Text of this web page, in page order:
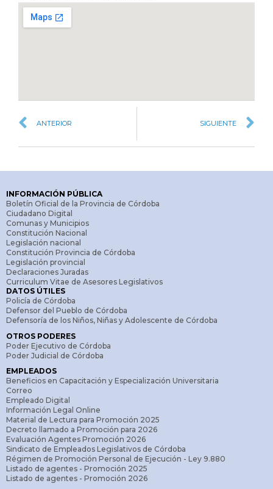
ANTERIOR SIGUIENTE
INFORMACIÓN PÚBLICA
Boletín Oficial de la Provincia de Córdoba
Ciudadano Digital
Comunas y Municipios
Constitución Nacional
Legislación nacional
Constitución Provincia de Córdoba
Legislación provincial
Declaraciones Juradas
Curriculum Vitae de Asesores Legislativos
DATOS ÚTILES
Policía de Córdoba
Defensor del Pueblo de Córdoba
Defensoría de los Niños, Niñas y Adolescente de Córdoba
OTROS PODERES
Poder Ejecutivo de Córdoba
Poder Judicial de Córdoba
EMPLEADOS
Beneficios en Capacitación y Especialización Universitaria
Correo
Empleado Digital
Información Legal Online
Material de Lectura para Promoción 2025
Decreto llamado a Promoción para 2026
Evaluación Agentes Promoción 2026
Sindicato de Empleados Legislativos de Córdoba
Régimen de Promoción Personal de Ejecución - Ley 9.880
Listado de agentes - Promoción 2025
Listado de agentes - Promoción 2026